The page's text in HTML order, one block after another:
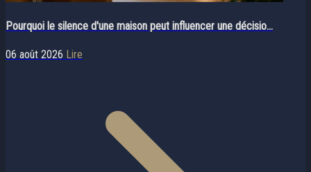
Pourquoi le silence d'une maison peut influencer une décisio...
06 août 2026 Lire